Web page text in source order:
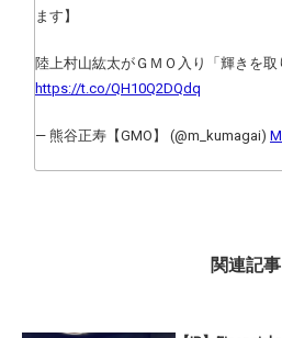
ます】
陸上村山紘太がＧＭＯ入り「輝きを取
https://t.co/QH10Q2DQdq
— 熊谷正寿【GMO】 (@m_kumagai)
関連記事